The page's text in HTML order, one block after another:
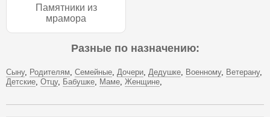
Памятники из
мрамора
Разные по назначению:
Сыну Родителям Семейные Дочери Дедушке Военному Ветерану
Детские Отцу Бабушке Маме Женщине